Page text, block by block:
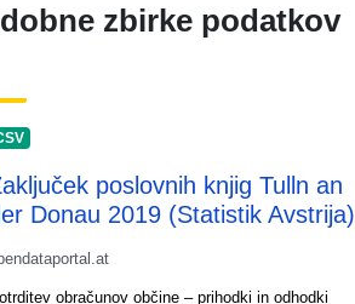
zbirke podatkov
poslovnih knjig Tulln an
Donau 2019 (Statistik Avstrija)
obračunov občine – prihodki in odhodki